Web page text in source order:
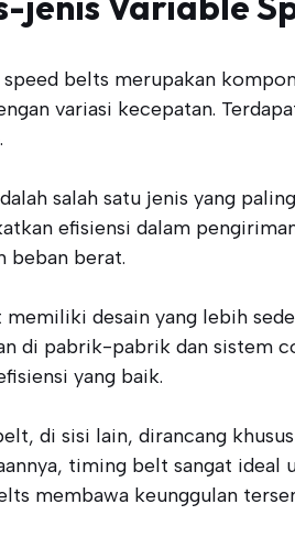
belts merupakan
variasi kecepatan.
salah satu jenis yang
efisiensi dalam
beban berat.
desain yang lebih
di pabrik-pabrik dan sistem
yang baik.
di sisi lain, dirancang
timing belt sangat ideal
membawa keunggulan